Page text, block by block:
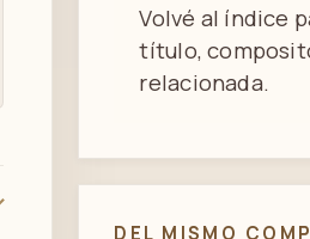
Volvé al índice
título,
relacionada.